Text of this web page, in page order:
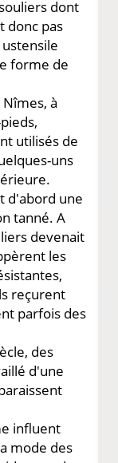
dont
donc pas
forme de
à
utilisés de
uns
d'abord une
tanné. A
devenait
les
reçurent
parfois des
des
d'une
influent
mode des